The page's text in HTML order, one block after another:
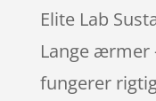
Elite Lab
Lange ærmer
fungerer